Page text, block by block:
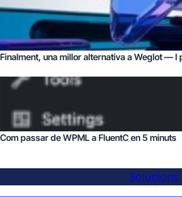
Finalment, una millor alternativa a Weglot — I
Com passar de WPML a FluentC en 5 minuts
Solucions